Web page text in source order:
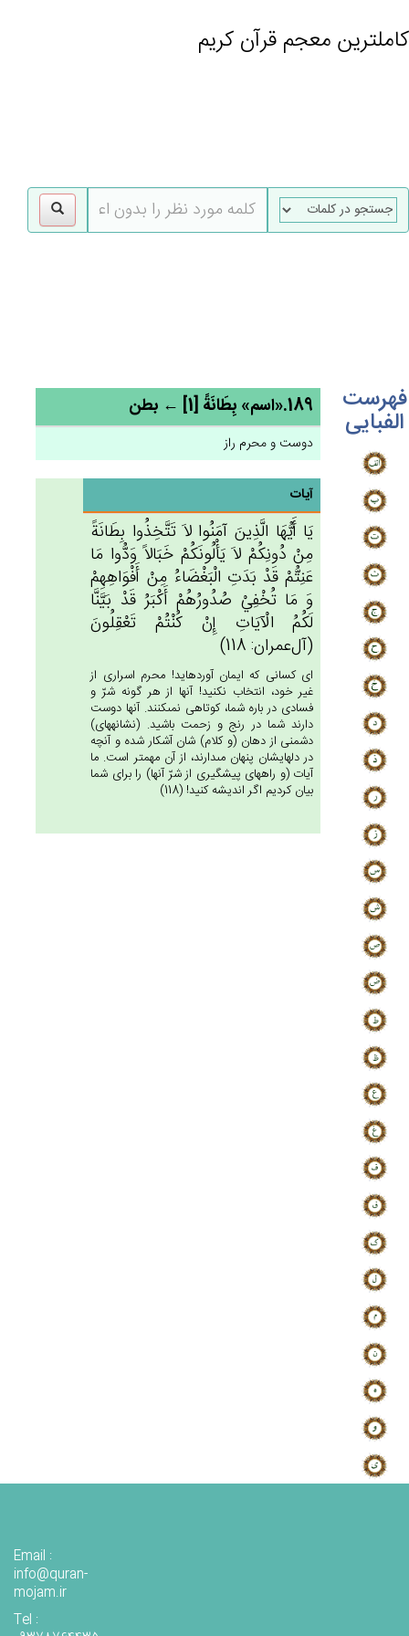
کاملترین معجم قرآن کریم
فهرست
الفبایی 189.«اسم» بِطَانَة‌ً [1] ← بطن
دوست و محرم راز
آیات
يَا أَيُّهَا الَّذِين‌َ آمَنُوا لاَ تَتَّخِذُوا بِطَانَة‌ً
مِنْ‌ دُونِكُم‌ْ لاَ يَأْلُونَكُم‌ْ خَبَالاً وَدُّوا مَا
عَنِتُّم‌ْ قَدْ بَدَت‌ِ الْبَغْضَاءُ مِنْ‌ أَفْوَاهِهِم‌ْ
وَ مَا تُخْفِي‌ْ صُدُورُهُم‌ْ أَكْبَرُ قَدْ بَيَّنَّا
لَكُم‌ُ الْآيَات‌ِ إِنْ‌ كُنْتُم‌ْ تَعْقِلُون‌َ
(آل‌عمران: 118)
اى كسانى كه ايمان آورده‏ايد! محرم اسرارى از
غير خود، انتخاب نكنيد! آنها از هر گونه شرّ و
فسادى در باره شما، كوتاهى نمى‏كنند. آنها دوست
دارند شما در رنج و زحمت باشيد. (نشانه‏هاى)
دشمنى از دهان (و كلام) شان آشكار شده و آنچه
در دلهايشان پنهان مى‏دارند، از آن مهمتر است. ما
آيات (و راه‏هاى پيشگيرى از شرّ آنها) را براى شما
بيان كرديم اگر انديشه كنيد! (118)
Email :
info@quran-
mojam.ir
Tel :